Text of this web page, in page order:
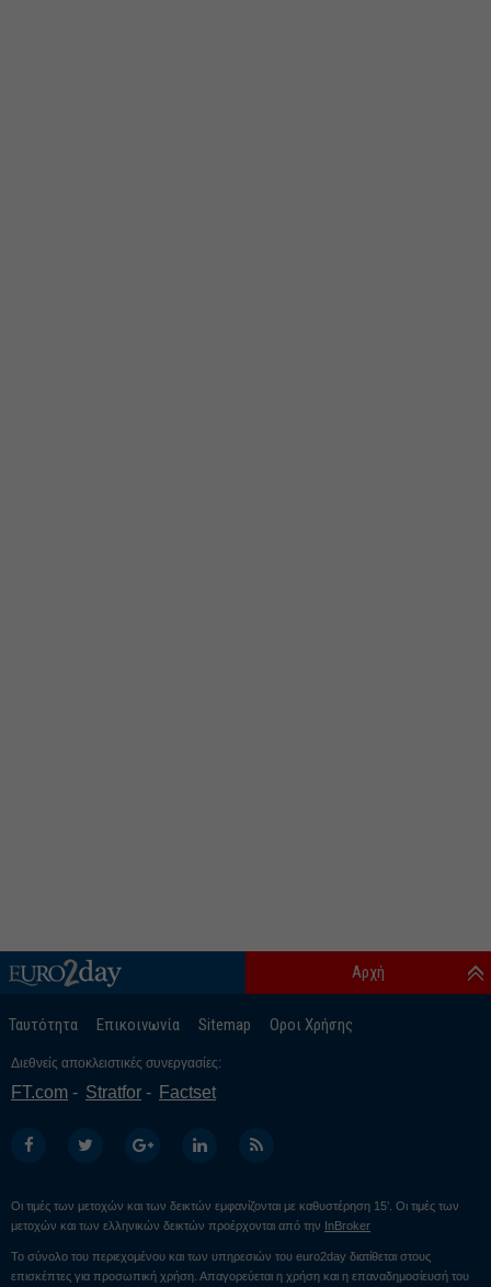
Ταυτότητα Επικοινωνία Sitemap Οροι Χρήσης
Αρχή
Διεθνείς αποκλειστικές συνεργασίες:
FT.com Stratfor Factset
Οι τιμές των μετοχών και των δεικτών εμφανίζονται με καθυστέρηση 15’. Οι τιμές των
μετοχών και των ελληνικών δεικτών προέρχονται από την InBroker
Το σύνολο του περιεχομένου και των υπηρεσιών του euro2day διατίθεται στους
επισκέπτες για προσωπική χρήση. Απαγορεύεται η χρήση και η επαναδημοσίευσή του